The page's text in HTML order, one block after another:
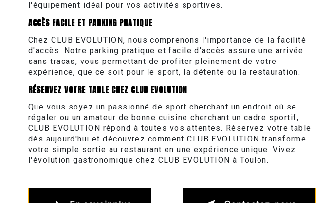
l'équipement idéal pour vos activités sportives.
ACCÈS FACILE ET PARKING PRATIQUE
Chez CLUB EVOLUTION, nous comprenons l'importance de la facilité
d'accès. Notre parking pratique et facile d'accès assure une arrivée
sans tracas, vous permettant de profiter pleinement de votre
expérience, que ce soit pour le sport, la détente ou la restauration.
RÉSERVEZ VOTRE TABLE CHEZ CLUB EVOLUTION
Que vous soyez un passionné de sport cherchant un endroit où se
régaler ou un amateur de bonne cuisine cherchant un cadre sportif,
CLUB EVOLUTION répond à toutes vos attentes. Réservez votre table
dès aujourd'hui et découvrez comment CLUB EVOLUTION transforme
votre simple sortie au restaurant en une expérience unique. Vivez
l'évolution gastronomique chez CLUB EVOLUTION à Toulon.